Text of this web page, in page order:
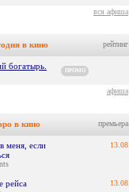
вся афиша
в кино рейтинг
богатырь.
ПРОМО
афиша
в кино премьера
меня, если
13.08
рейса 13.08